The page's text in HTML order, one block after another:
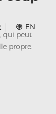
EN
qui peut
propre.